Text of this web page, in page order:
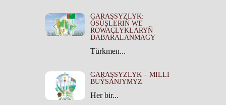
GARAŞSYZLYK:
ÖSÜŞLERIŇ WE
ROWAÇLYKLARYŇ
DABARALANMAGY
Türkmen...
GARAŞSYZLYK – MILLI
BUÝSANJYMYZ
Her bir...